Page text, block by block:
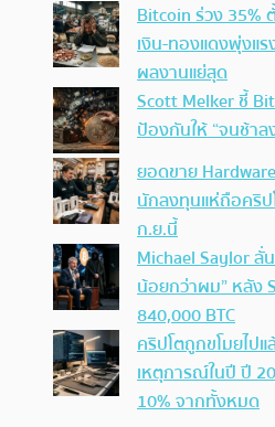
Bitcoin ร่วง 35%
เงิน-ทองแดงพุ่งแ
ผลงานแย่สุด
Scott Melker ชี้
ป้องกันให้ “จนช้าล
ยอดขาย
นักลงทุนแห่ถือคริป
ก.ย.นี้
Michael Saylor ลั่
น้อยกว่าผม” หลัง
840,000 BTC
คริปโตถูกขโมยไป
เหตุการณ์ในปี ปี
10% จากทั้งหมด